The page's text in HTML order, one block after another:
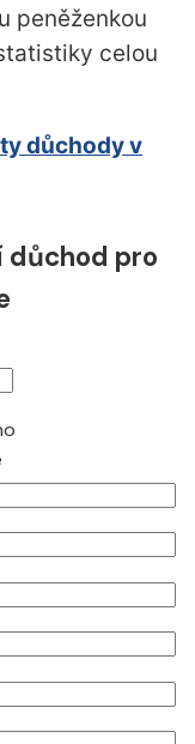
peněženkou
celou
důchody v
důchod pro